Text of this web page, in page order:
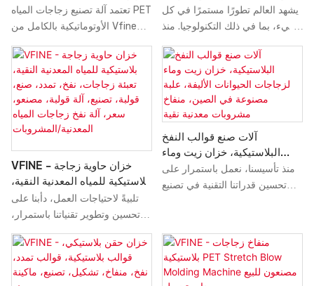
تعتمد آلة تصنيع زجاجات المياه PET
الأوتوماتيكية بالكامل من Vfine
ذات المرحلتين، وهي مصممة
بشكل احترافي لإنتاج عبوات
مشروبات المياه النقية والمياه
مسبقة التشكيل، صناعة قوالب
زجاجات PET، التشكيل الآلي
يشهد العالم تطورًا مستمرًا في كل
شيء، بما في ذلك التكنولوجيا. منذ
وتطوير أساليب جديدة لاكتشاف
المزيد من مزايا آلات النفخ، مثل
آلة نفخ القوالب البلاستيكية، ونظام
النفخ، وتشكيل زجاجات PET،
وقوالب التشكيل المسبق، وقوالب
السيارات الأوتوماتيكية، وصانعة
16000 نفخة في الساعة، و8
تجاويف. وتتمتع هذه الآلات بمجالات
تطبيق قابلة للتوسع، مثل آلات نفخ
VFINE - خزان حاوية زجاجة
بلاستيكية للمياه المعدنية النقية،
تعبئة زجاجات، نفخ، تمدد، صنع،
قولبة، تصنيع، آلة قولبة، مصنعو،
المعدنية/المشروبات
تلبيةً لاحتياجات العمل، دأبنا على
تحسين وتطوير تقنياتنا باستمرار،
بما في ذلك تلك التي تُسهم في
عملية التصنيع عالية الكفاءة لدينا.
في مجالات استخدام آلات النفخ،
أثبتت آلات تصنيع حاويات زجاجات
آلات صنع قوالب النفخ
البلاستيكية، خزان زيت وماء
لزجاجات الحيوانات الأليفة، علبة
مصنوعة في الصين، منفاخ
منذ تأسيسنا، نعمل باستمرار على
تحسين قدراتنا التقنية في تصنيع
خزانات الزيت والماء، وآلات نفخ
المشروبات المعدنية النقية، وآلات
سيرفو. هذا المنتج مناسب لمختلف